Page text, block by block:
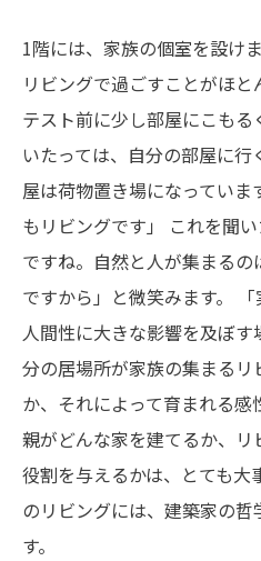
1階には、家族の個室を設け
リビングで過ごすことがほと
テスト前に少し部屋にこもる
いたっては、自分の部屋に
屋は荷物置き場になっていま
もリビングです」
これを聞
ですね。自然と人が集まる
ですから」と微笑みます。
人間性に大きな影響を及ぼす
分の居場所が家族の集まる
か、それによって育まれる感
親がどんな家を建てるか、
役割を与えるかは、とても大
のリビングには、建築家の
す。